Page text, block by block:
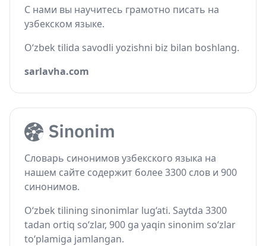
С нами вы научитесь грамотно писать на
узбекском языке.
O‘zbek tilida savodli yozishni biz bilan boshlang.
sarlavha.com
Словарь синонимов узбекского языка на
нашем сайте содержит более 3300 слов и 900
синонимов.
O‘zbek tilining sinonimlar lug‘ati. Saytda 3300
tadan ortiq so‘zlar, 900 ga yaqin sinonim so‘zlar
to‘plamiga jamlangan.